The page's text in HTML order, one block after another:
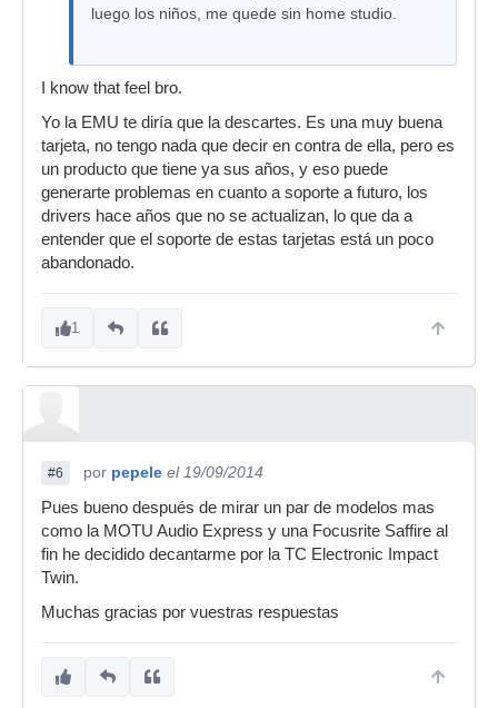
luego los niños, me quede sin home studio.
I know that feel bro.
Yo la EMU te diría que la descartes. Es una muy buena
tarjeta, no tengo nada que decir en contra de ella, pero es
un producto que tiene ya sus años, y eso puede
generarte problemas en cuanto a soporte a futuro, los
drivers hace años que no se actualizan, lo que da a
entender que el soporte de estas tarjetas está un poco
abandonado.
1
#6 por pepele el 19/09/2014
Pues bueno después de mirar un par de modelos mas
como la MOTU Audio Express y una Focusrite Saffire al
fin he decidido decantarme por la TC Electronic Impact
Twin.
Muchas gracias por vuestras respuestas